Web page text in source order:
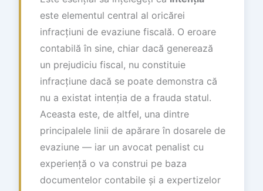
este elementul central al oricărei
infracțiuni de evaziune fiscală. O eroare
contabilă în sine, chiar dacă generează
un prejudiciu fiscal, nu constituie
infracțiune dacă se poate demonstra că
nu a existat intenția de a frauda statul.
Aceasta este, de altfel, una dintre
principalele linii de apărare în dosarele de
evaziune — iar un avocat penalist cu
experiență o va construi pe baza
documentelor contabile și a expertizelor